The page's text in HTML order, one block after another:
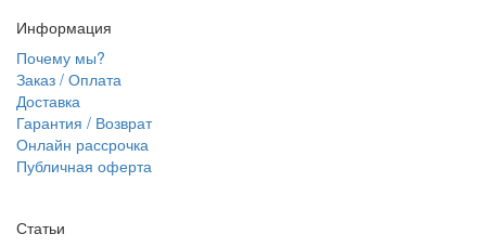
Информация
Почему мы?
Заказ / Оплата
Доставка
Гарантия / Возврат
Онлайн рассрочка
Публичная оферта
Статьи